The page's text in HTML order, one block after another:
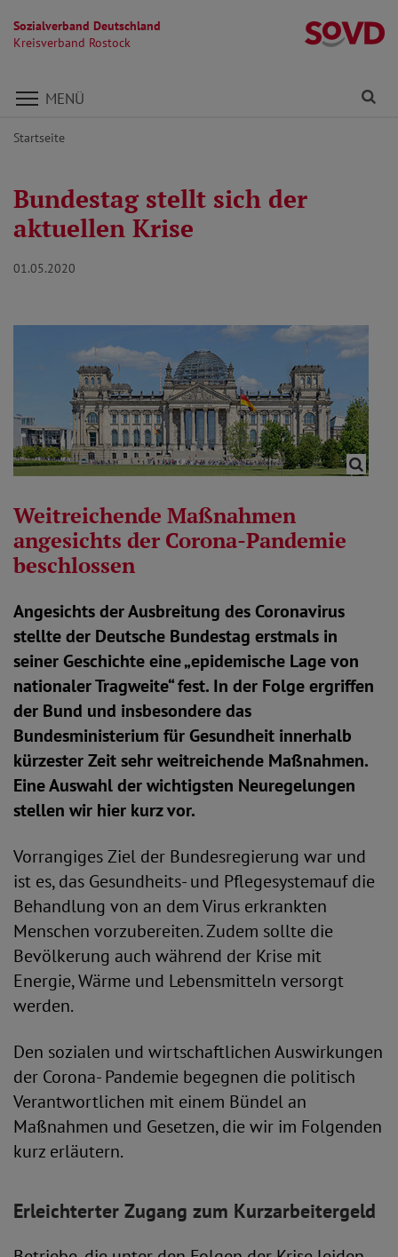
Sozialverband Deutschland
Kreisverband Rostock
Direkt zu den Inhalten springen
MENÜ
Startseite
Bundestag stellt sich der
aktuellen Krise
01.05.2020
Weitreichende Maßnahmen
angesichts der Corona-Pandemie
beschlossen
Angesichts der Ausbreitung des Coronavirus
stellte der Deutsche Bundestag erstmals in
seiner Geschichte eine „epidemische Lage von
nationaler Tragweite“ fest. In der Folge ergriffen
der Bund und insbesondere das
Bundesministerium für Gesundheit innerhalb
kürzester Zeit sehr weitreichende Maßnahmen.
Eine Auswahl der wichtigsten Neuregelungen
stellen wir hier kurz vor.
Vorrangiges Ziel der Bundesregierung war und
ist es, das Gesundheits- und Pflegesystemauf die
Behandlung von an dem Virus erkrankten
Menschen vorzubereiten. Zudem sollte die
Bevölkerung auch während der Krise mit
Energie, Wärme und Lebensmitteln versorgt
werden.
Den sozialen und wirtschaftlichen Auswirkungen
der Corona- Pandemie begegnen die politisch
Verantwortlichen mit einem Bündel an
Maßnahmen und Gesetzen, die wir im Folgenden
kurz erläutern.
Erleichterter Zugang zum Kurzarbeitergeld